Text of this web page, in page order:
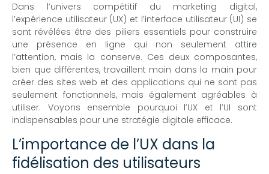
Dans l’univers compétitif du marketing digital,
l’expérience utilisateur (UX) et l’interface utilisateur (UI) se
sont révélées être des piliers essentiels pour construire
une présence en ligne qui non seulement attire
l’attention, mais la conserve. Ces deux composantes,
bien que différentes, travaillent main dans la main pour
créer des sites web et des applications qui ne sont pas
seulement fonctionnels, mais également agréables à
utiliser. Voyons ensemble pourquoi l’UX et l’UI sont
indispensables pour une stratégie digitale efficace.
L’importance de l’UX dans la
fidélisation des utilisateurs